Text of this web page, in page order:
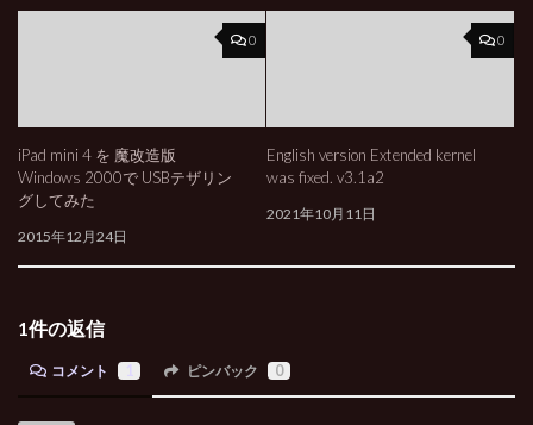
0
iPad mini 4 を 魔改造版
Windows 2000で USBテザリン
グしてみた
2015年12月24日
0
English version Extended kernel
was fixed. v3.1a2
2021年10月11日
1件の返信
コメント ピンバック 0